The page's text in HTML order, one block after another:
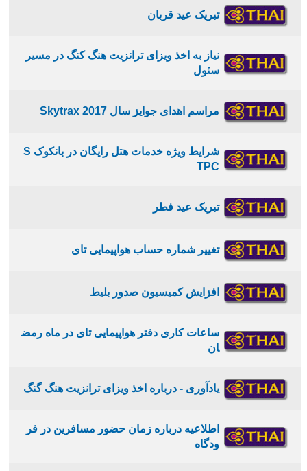
تبریک عید قربان
نیاز به اخذ ویزای ترانزیت هنگ کنگ در مسیر
سئول
مراسم اهدای جوایز سال 2017 Skytrax
شرایط ویژه خدمات هتل رایگان در بانکوک S
TPC
تبریک عید فطر
تغییر شماره حساب هواپیمایی تای
افزایش کمیسیون صدور بلیط
ساعات کاری دفتر هواپیمایی تای در ماه رمض
ان
یادآوری - درباره اخذ ویزای ترانزیت هنگ گنگ
اطلاعیه درباره زمان حضور مسافرین در فر
ودگاه